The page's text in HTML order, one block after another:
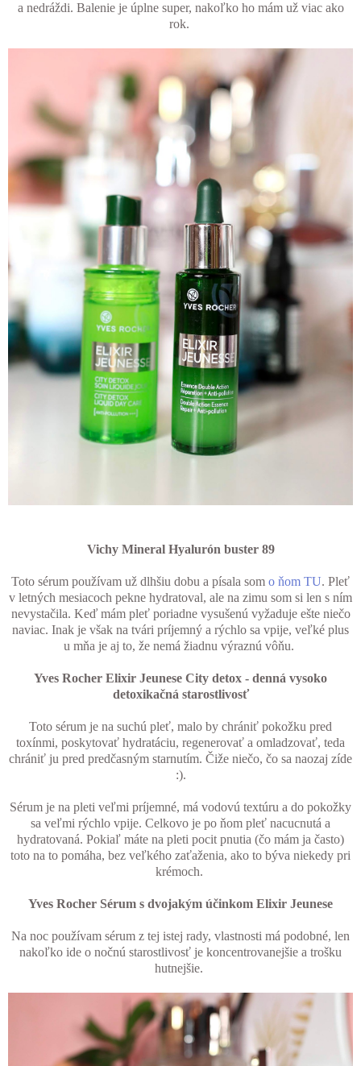
a nedráždi. Balenie je úplne super, nakoľko ho mám už viac ako
rok.
Vichy Mineral Hyalurón buster 89
Toto sérum používam už dlhšiu dobu a písala som o ňom TU. Pleť
v letných mesiacoch pekne hydratoval, ale na zimu som si len s ním
nevystačila. Keď mám pleť poriadne vysušenú vyžaduje ešte niečo
naviac. Inak je však na tvári príjemný a rýchlo sa vpije, veľké plus
u mňa je aj to, že nemá žiadnu výraznú vôňu.
Yves Rocher Elixir Jeunese City detox - denná vysoko
detoxikačná starostlivosť
Toto sérum je na suchú pleť, malo by chrániť pokožku pred
toxínmi, poskytovať hydratáciu, regenerovať a omladzovať, teda
chrániť ju pred predčasným starnutím. Čiže niečo, čo sa naozaj zíde
:).
Sérum je na pleti veľmi príjemné, má vodovú textúru a do pokožky
sa veľmi rýchlo vpije. Celkovo je po ňom pleť nacucnutá a
hydratovaná. Pokiaľ máte na pleti pocit pnutia (čo mám ja často)
toto na to pomáha, bez veľkého zaťaženia, ako to býva niekedy pri
krémoch.
Yves Rocher Sérum s dvojakým účinkom Elixir Jeunese
Na noc používam sérum z tej istej rady, vlastnosti má podobné, len
nakoľko ide o nočnú starostlivosť je koncentrovanejšie a trošku
hutnejšie.